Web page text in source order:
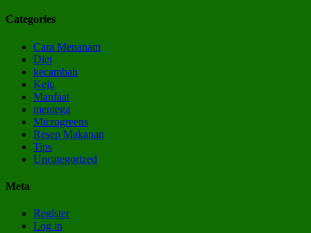
Categories
Cara Menanam
Diet
kecambah
Keju
Manfaat
mentega
Microgreens
Resep Makanan
Tips
Uncategorized
Meta
Register
Log in